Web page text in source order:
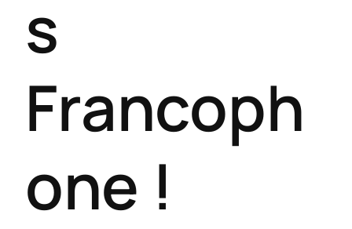
s
Francoph
one !